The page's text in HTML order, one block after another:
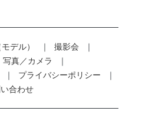
デル）
撮影会
写真／カメラ
プライバシーポリシー
合わせ